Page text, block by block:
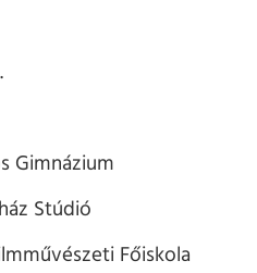
Gimnázium
Stúdió
Főiskola